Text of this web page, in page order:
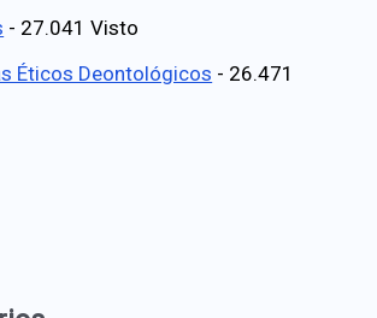
- 27.041 Visto
Éticos Deontológicos - 26.471